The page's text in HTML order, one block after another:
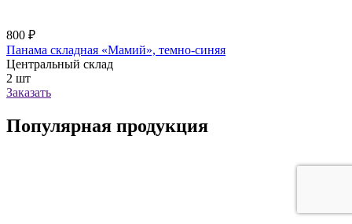
800 ₽
Панама складная «Мамий», темно-синяя
Центральный склад
2 шт
Заказать
Популярная продукция